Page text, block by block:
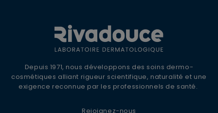
OFFRE DE BIENVENUE
10% DE REMISE +
LIVRAISON OFFERTE
Inscrivez-vous à la newsletter Rivadouce
pour recevoir nos conseils d'experts, nos
actualités et offres spéciales.
Depuis 1971, nous développons des soins dermo-
cosmétiques alliant rigueur scientifique, naturalité et une
exigence reconnue par les professionnels de santé.
Rejoignez-nous
JE M’INSCRIS